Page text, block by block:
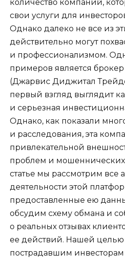
количество компаний,
свои услуги для
Однако далеко не все из
действительно могут
и профессионализмом.
примеров является брокер
(Джарвис Диджитал
первый взгляд выглядит
и серьезная
Однако, как показали
и расследования, эта
привлекательной
проблем и
статье мы рассмотрим все
деятельности этой
предоставленные ею
обсудим схему обмана и
о реальных отзывах
ее действий. Нашей целью
пострадавшим инвесторам